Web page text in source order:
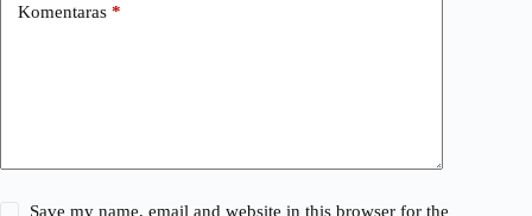
Komentaras *
Save my name, email and website in this browser for the